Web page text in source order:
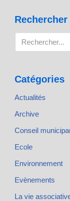
Rechercher
Catégories
Actualités
Archive
Conseil
Ecole
Environnement
Evènements
La vie